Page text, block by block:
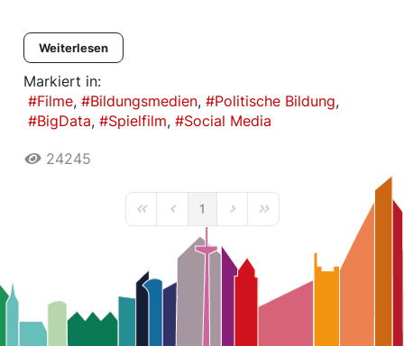
Weiterlesen
Markiert in:
Filme
Bildungsmedien
Politische Bildung
BigData
Spielfilm Social Media
24245
First PagePrevious Page
1 Next PageLast Page